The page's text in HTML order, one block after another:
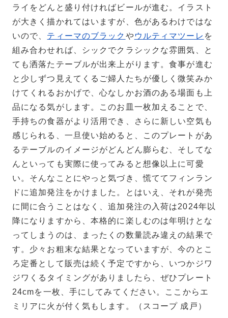
ライをどんと盛り付ければビールが進む。イラスト
が大きく描かれてはいますが、色があるわけではな
いので、 ティーマのブラック やウルティマツーレ を
組み合わせれば、シックでクラシックな雰囲気、と
ても洒落たテーブルが出来上がります。食事が進む
と少しずつ見えてくるご婦人たちが優しく微笑みか
けてくれるおかげで、心なしかお酒のある場面も上
品になる気がします。このお皿一枚加えることで、
手持ちの食器がより活用でき、さらに新しい空気も
感じられる、一旦使い始めると、このプレートがあ
るテーブルのイメージがどんどん膨らむ、そしてな
んといっても実際に使ってみると想像以上に可愛
い。そんなことにやっと気づき、慌ててフィンラン
ドに追加発注をかけました。とはいえ、それが発売
に間に合うことはなく、追加発注の入荷は2024年以
降になりますから、本格的に楽しむのは年明けとな
ってしまうのは、まったくの数量読み違えの結果で
す。少々お粗末な結果となっていますが、今のとこ
ろ定番として販売は続く予定ですから、いつかジワ
ジワくるタイミングがありましたら、ぜひプレート
24cmを一枚、手にしてみてください。ここからエ
ミリアに火が付く気もします。（スコープ 成戸）